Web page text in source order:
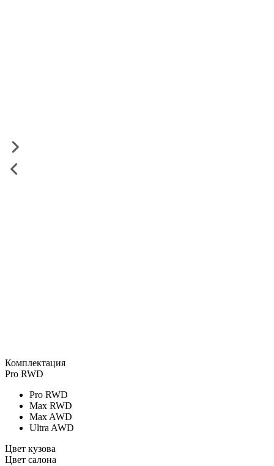
Комплектация
Pro RWD
Pro RWD
Max RWD
Max AWD
Ultra AWD
Цвет кузова
Цвет салона